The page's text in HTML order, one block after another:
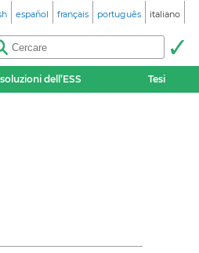
español français português italiano
dell’ESS Tesi